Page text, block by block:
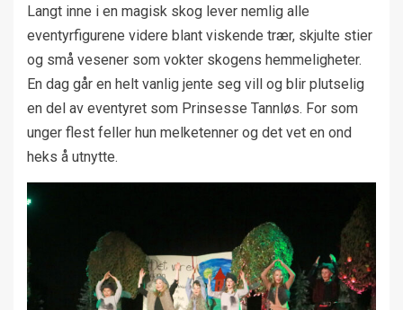
Langt inne i en magisk skog lever nemlig alle
eventyrfigurene videre blant viskende trær, skjulte stier
og små vesener som vokter skogens hemmeligheter.
En dag går en helt vanlig jente seg vill og blir plutselig
en del av eventyret som Prinsesse Tannløs. For som
unger flest feller hun melketenner og det vet en ond
heks å utnytte.